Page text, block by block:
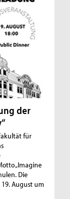
der
für
„Imagine
Die
August um